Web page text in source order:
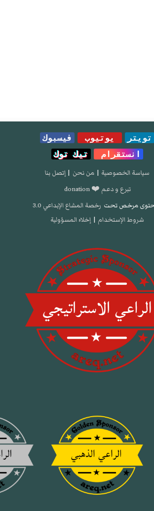
تويتر يوتيوب
فيسبوك
انستقرام
تيك توك
سياسة الخصوصية | من نحن | إتصل بنا
تبرع و دعم ❤️ donation
مرخص تحت رخصة المشاع الإبداعي 3.0
شروط الإستخدام | إخلاء المسؤولية